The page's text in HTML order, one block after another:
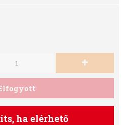
+
ha elérhető